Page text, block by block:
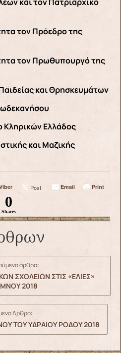
τον Πρόεδρο της
τον Πρωθυπουργό της
και Θρησκευμάτων
Κληρικών Ελλάδος
και Μαζικής
Post Email Print
0
Shares
άρθρο:
ΣΧΟΛΕΙΩΝ ΣΤΙΣ «ΕΛΙΕΣ»
2018
Άρθρο:
ΤΟΥ ΥΔΡΑΙΟΥ ΡΟΔΟΥ 2018